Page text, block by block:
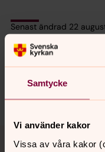
Samtycke
Vi använder kakor
Vissa av våra kakor
Senast ändrad 22
Synpunkter
innehåll?
Dela
Tillbaka till toppen
Tillbaka till innehållet